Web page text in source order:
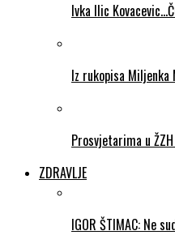
Ivka Ilic
Iz rukopisa
Prosvjetarima u
ZDRAVLJE
IGOR ŠTIMAC: Ne